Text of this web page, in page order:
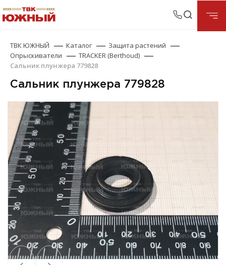
ТВК ЮЖНЫЙ Каталог
Защита растений
Опрыскиватели
TRACKER (Berthoud)
Сальник плунжера 779828
Сальник плунжера 779828